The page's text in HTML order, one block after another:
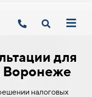
для
Воронеже
налоговых